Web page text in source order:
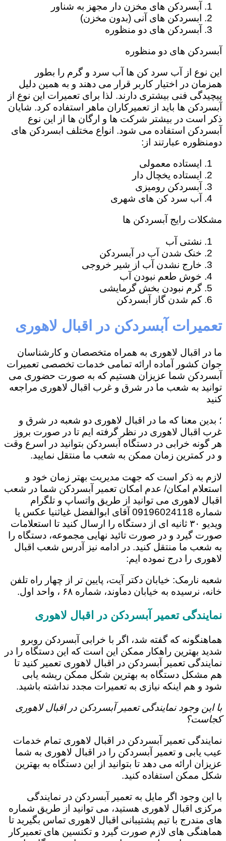
آبسردکن های مخزن دار مجهز به شناور
ابسردکن های آنی (بدون مخزن)
آبسردکن های دو منظوره
آبسردکن های دو منظوره
این نوع از آب سرد کن ها آب سرد و گرم را بطور
همزمان در اختیار کاربر قرار می دهند و به همین دلیل
پیچیدگی فنی بیشتری دارند. لذا برای تعمیرات این نوع از
آبسردکن ها باید از تعمیرکاران ماهر استفاده کرد. شایان
ذکر است در بیشتر شرکت ها و ارگان ها از این نوع
آبسردکن استفاده می شود. انواع مختلف ابسردکن های
دومنظوره عبارتند از:
ایستاده معمولی
ایستاده یخچال دار
آبسردکن رومیزی
آب سرد کن های شهری
مشکلات رایج آبسردکن ها
نشتی آب
خنک شدن آب در آبسردکن
خارج نشدن آب از شیر خروجی
خوش طعم نبودن آب
گرم نبودن بخش گرمایشی
کم شدن گاز آبسردکن
تعمیرات آبسردکن در اقبال لاهوری
ما در اقبال لاهوری به همراه متخصصان و کارشناسان
جوان کشور آماده ارائه تمامی خدمات تخصصی تعمیرات
آبسردکن شما عزیزان هستیم که به صورت حضوری می
توانید به شعب ما در شرق و غرب اقبال لاهوری مراجعه
کنید
؛ بدین معنا که ما در اقبال لاهوری دو شعبه در شرق و
غرب اقبال لاهوری در نظر گرفته ایم تا در صورت بروز
هر گونه خرابی در دستگاه آبسردکن بتوانید در اسرع وقت
و در کمترین زمان ممکن به شعب ما منتقل نمایید.
لازم به ذکر است که جهت مدیریت بهتر زمان خود و
استعلام امکان/ عدم امکان تعمیر آبسردکن شما در شعب
اقبال لاهوری می توانید از طریق واتساپ و تلگرام
شماره 09196024118 آقای ابوالفضل غیاثنیا عکس یا
ویدیو ۳۰ ثانیه ای از دستگاه را ارسال کنید تا استعلامات
صورت گیرد و در صورت تائید نهایی مجموعه، دستگاه را
به شعب ما منتقل کنید. در ادامه نیز آدرس شعب اقبال
لاهوری را درج نموده ایم:
شعبه نارمک: خیابان دکتر آیت، پایین تر از چهار راه تلفن
خانه، نرسیده به خیابان دماوند، شماره ۶۸ ، واحد اول.
نمایندگی تعمیر آبسردکن در اقبال لاهوری
هماهنگونه که گفته شد، اگر با خرابی آبسردکن روبرو
شدید بهترین راهکار ممکن این است که این دستگاه را در
نمایندگی تعمیر آبسردکن در اقبال لاهوری تعمیر کنید تا
هم مشکل دستگاه به بهترین شکل ممکن ریشه یابی
شود و هم اینکه نیازی به تعمیرات مجدد نداشته باشید.
با این وجود نمایندگی تعمیر آبسردکن در اقبال لاهوری
کجاست؟
نمایندگی تعمیر آبسردکن در اقبال لاهوری تمام خدمات
عیب یابی و تعمیر آبسردکن را در اقبال لاهوری به شما
عزیزان ارائه می دهد تا بتوانید از این دستگاه به بهترین
شکل ممکن استفاده کنید.
با این وجود اگر مایل به تعمیر آبسردکن در نمایندگی
مرکزی اقبال لاهوری هستید، می توانید از طریق شماره
های مندرج با تیم پشتیبانی اقبال لاهوری تماس بگیرید تا
هماهنگی های لازم صورت گیرد و تکنسین های تعمیرکار